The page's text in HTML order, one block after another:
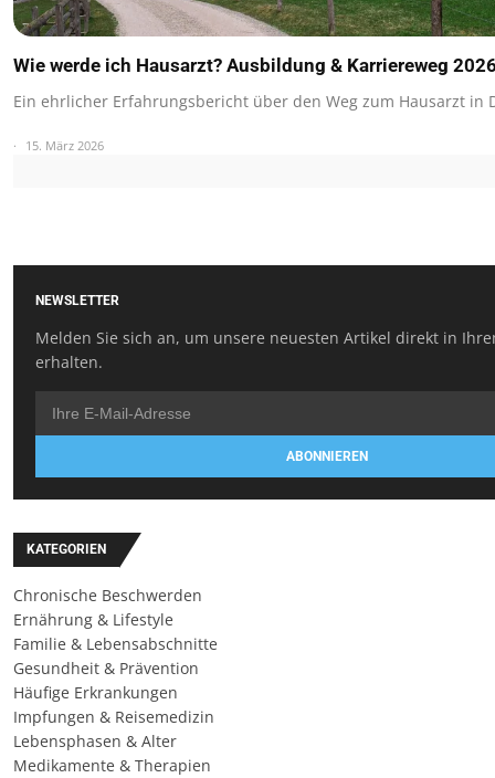
Wie werde ich Hausarzt? Ausbildung & Karriereweg
Ein ehrlicher Erfahrungsbericht über den Weg zum Hausarzt in
15. März 2026
NEWSLETTER
Melden Sie sich an, um unsere neuesten Artikel direkt in
erhalten.
ABONNIEREN
KATEGORIEN
Chronische Beschwerden
Ernährung & Lifestyle
Familie & Lebensabschnitte
Gesundheit & Prävention
Häufige Erkrankungen
Impfungen & Reisemedizin
Lebensphasen & Alter
Medikamente & Therapien